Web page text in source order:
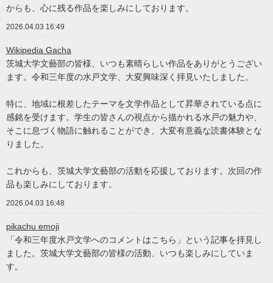
からも、心に残る作品を楽しみにしております。
2026.04.03 16:49
Wikipedia Gacha
茨城大学文藝部の皆様、いつも素晴らしい作品をありがとうござい
ます。令和三年度の水戸文学、大変興味深く拝見いたしました。
特に、地域に根差したテーマを文学作品として昇華されている点に
感銘を受けます。学生の皆さんの視点から描かれる水戸の魅力や、
そこに息づく物語に触れることができ、大変有意義な読書体験とな
りました。
これからも、茨城大学文藝部の活動を応援しております。次回の作
品も楽しみにしております。
2026.04.03 16:48
pikachu emoji
「令和三年度水戸文学へのコメントはこちら」という記事を拝見し
ました。茨城大学文藝部の皆様の活動、いつも楽しみにしていま
す。